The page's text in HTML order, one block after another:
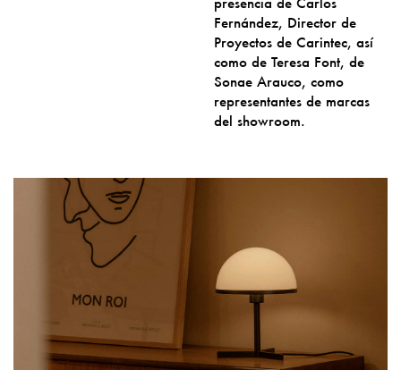
Fernández, Director de
Proyectos de Carintec, así
como de Teresa Font, de
Sonae Arauco, como
representantes de marcas
del showroom.